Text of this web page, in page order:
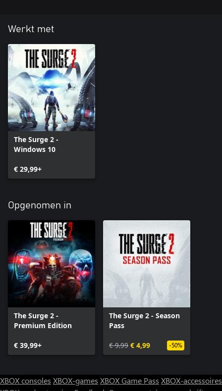
Werkt met
The Surge 2 -
Windows 10
€ 29,99+
Opgenomen in
The Surge 2 -
Premium Edition
€ 39,99+
The Surge 2 - Season
Pass
€ 9,99 € 4,99 -50%
XBOX consoles XBOX-games XBOX Game Pass XBOX-accessoires